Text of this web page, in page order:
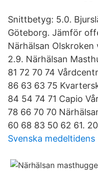
Snittbetyg: 5.0.
Göteborg. Jämför
Närhälsan
2.9. Närhälsan
81 72 70 74
86 63 63 75
84 54 74 71 Capio
78 66 70 70
60 68 83 50 62 61.
Svenska